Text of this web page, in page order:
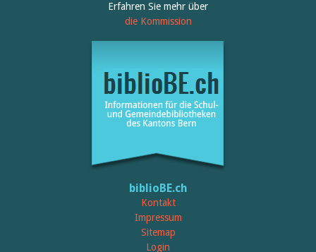
Erfahren Sie mehr über
die Kommission
biblioBE.ch
Kontakt
Impressum
Sitemap
Login